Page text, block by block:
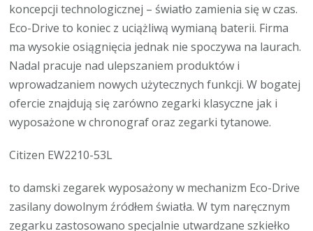
koncepcji technologicznej – światło zamienia się w czas.
Eco-Drive to koniec z uciążliwą wymianą baterii. Firma
ma wysokie osiągnięcia jednak nie spoczywa na laurach.
Nadal pracuje nad ulepszaniem produktów i
wprowadzaniem nowych użytecznych funkcji. W bogatej
ofercie znajdują się zarówno zegarki klasyczne jak i
wyposażone w chronograf oraz zegarki tytanowe.
Citizen EW2210-53L
to damski zegarek wyposażony w mechanizm Eco-Drive
zasilany dowolnym źródłem światła. W tym naręcznym
zegarku zastosowano specjalnie utwardzane szkiełko